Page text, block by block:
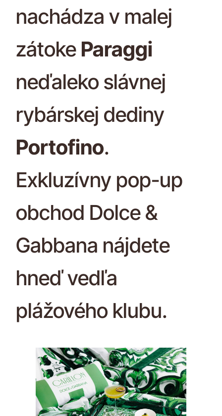
nachádza v malej
zátoke Paraggi
neďaleko slávnej
rybárskej dediny
Portofino.
Exkluzívny pop-up
obchod Dolce &
Gabbana nájdete
hneď vedľa
plážového klubu.